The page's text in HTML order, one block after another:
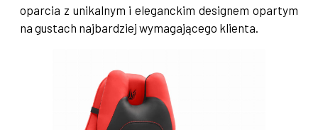
oparcia z unikalnym i eleganckim designem opartym
na gustach najbardziej wymagającego klienta.